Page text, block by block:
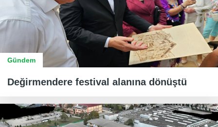
Gündem
Değirmendere festival alanına dönüştü